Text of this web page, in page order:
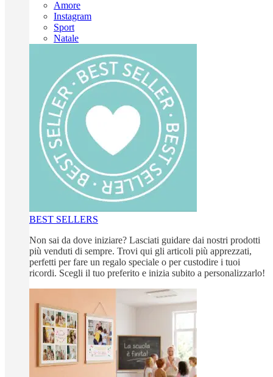
Amore
Instagram
Sport
Natale
BEST SELLERS
Non sai da dove iniziare? Lasciati guidare dai nostri prodotti
più venduti di sempre. Trovi qui gli articoli più apprezzati,
perfetti per fare un regalo speciale o per custodire i tuoi
ricordi. Scegli il tuo preferito e inizia subito a personalizzarlo!